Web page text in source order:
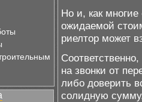
Но и, как
ожидаемой
риелтор может
на звонки от
либо доверить
солидную